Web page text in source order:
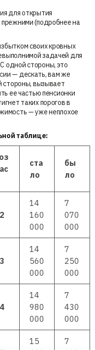
для открытия
прежними (подробнее на
своих кровных
задачей для
одной стороны, это
— дескать, вам же
стороны, вызывает
ее частью пенсионки
таких порогов в
— уже неплохое
таблице:
ста
ло
бы
ло
14
160
000
7
070
000
14
560
000
7
250
000
14
980
000
7
430
000
15
7